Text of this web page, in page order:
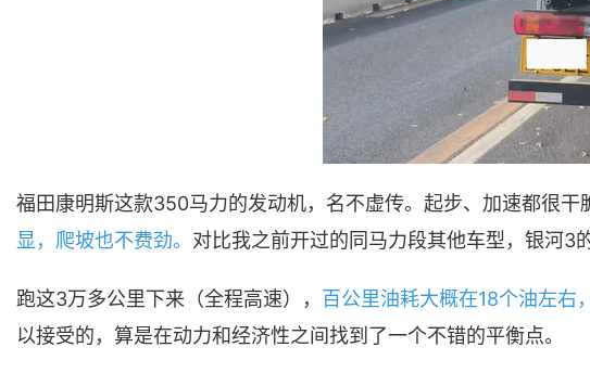
福田康明斯这款350马力的发动机，名不虚传。起步、加速都很干
显，爬坡也不费劲。 对比我之前开过的同马力段其他车型，银河3
跑这3万多公里下来（全程高速）， 百公里油耗大概在18个油左右
以接受的，算是在动力和经济性之间找到了一个不错的平衡点。